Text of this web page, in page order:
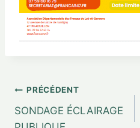
PRÉCÉDENT
SONDAGE ÉCLAIRAGE